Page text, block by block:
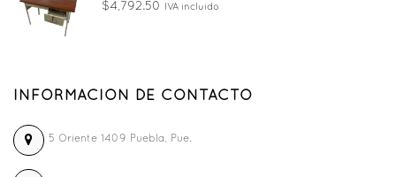
$4,792.50 IVA incluido
INFORMACION DE CONTACTO
5 Oriente 1409 Puebla, Pue.